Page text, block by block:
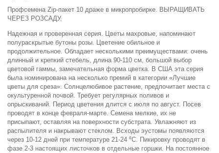
Профсемена Zip-пакет 10 драже в микропробирке. ВЫРАЩИВАТЬ
ЧЕРЕЗ РОЗСАДУ.
Надежная и проверенная серия. Цветы махровые, напоминают
полураскрытые бутоны розы. Цветение обильное и
продолжительное. Обладает несколькими преимуществами: очень
длинный и крепкий стебель, длина 90-110 см, большой выбор
цветовой гаммы, замечательная форма цветка. В США эта серия
была номинирована на несколько премий в категории «Лучшие
цветы для среза». Солнцелюбивое растение, предпочитает места с
окультуренной почвой. Требует регулярных поливов и
опрыскиваний. Период цветения длится с июля по август. Посев
проводят в конце февраля-марте. Семена мелкие, их не
присыпают, оставляя на поверхности субстрата. Увлажняют из
распылителя и накрывают стеклом. Всходы эустомы появляются
через 10-12 дней при температуре 21-24 ⁰C. Пикировку проводят в
фазе 2-3 настоящих листочков в отдельные горшки. На постоянное